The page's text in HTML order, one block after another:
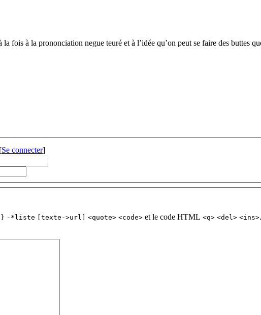
fois à la prononciation negue teuré et à l’idée qu’on peut se faire des buttes
[Se connecter]
-*liste [texte->url] <quote> <code> et le code HTML <q> <del> <ins>